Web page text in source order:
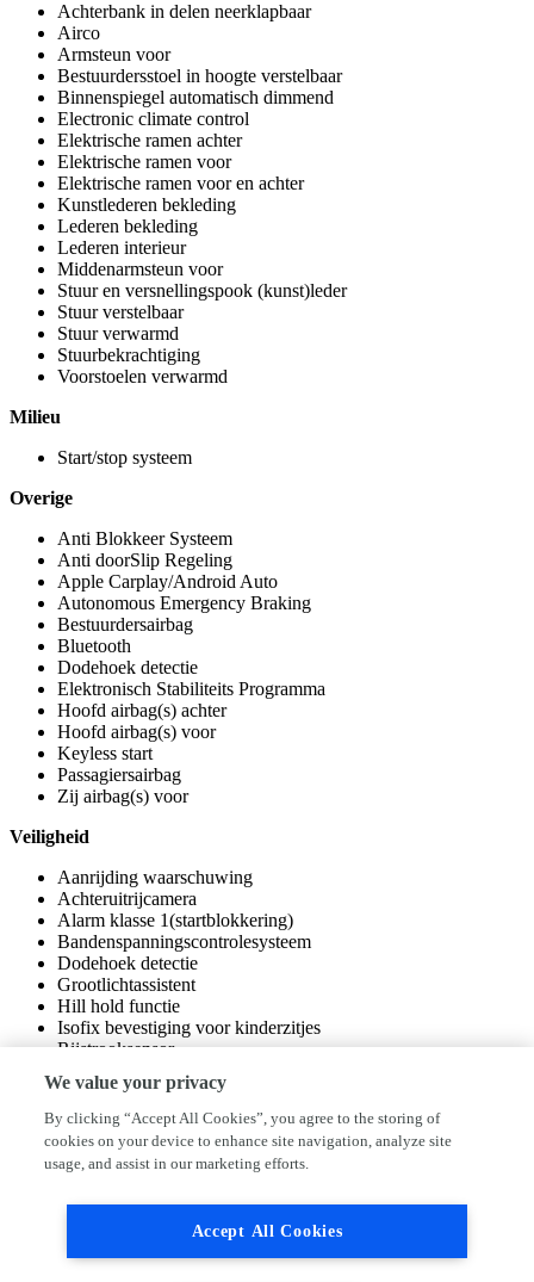
Achterbank in delen neerklapbaar
Airco
Armsteun voor
Bestuurdersstoel in hoogte verstelbaar
Binnenspiegel automatisch dimmend
Electronic climate control
Elektrische ramen achter
Elektrische ramen voor
Elektrische ramen voor en achter
Kunstlederen bekleding
Lederen bekleding
Lederen interieur
Middenarmsteun voor
Stuur en versnellingspook (kunst)leder
Stuur verstelbaar
Stuur verwarmd
Stuurbekrachtiging
Voorstoelen verwarmd
Milieu
Start/stop systeem
Overige
Anti Blokkeer Systeem
Anti doorSlip Regeling
Apple Carplay/Android Auto
Autonomous Emergency Braking
Bestuurdersairbag
Bluetooth
Dodehoek detectie
Elektronisch Stabiliteits Programma
Hoofd airbag(s) achter
Hoofd airbag(s) voor
Keyless start
Passagiersairbag
Zij airbag(s) voor
Veiligheid
Aanrijding waarschuwing
Achteruitrijcamera
Alarm klasse 1(startblokkering)
Bandenspanningscontrolesysteem
Dodehoek detectie
Grootlichtassistent
Hill hold functie
Isofix bevestiging voor kinderzitjes
Rijstrooksensor
Vermoeidheids herkenning
2685LR Poeldijk
We value your privacy
By clicking “Accept All Cookies”, you agree to the storing of
cookies on your device to enhance site navigation, analyze site
usage, and assist in our marketing efforts.
Accept All Cookies